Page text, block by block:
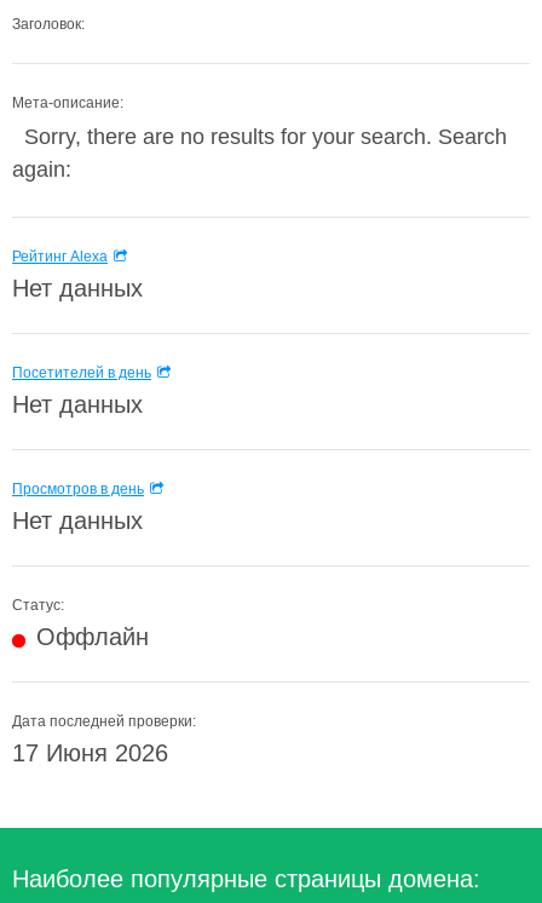
Заголовок:
Мета-описание:
Sorry, there are no results for your search. Search
again:
Рейтинг Alexa
Нет данных
Посетителей в день
Нет данных
Просмотров в день
Нет данных
Статус:
Оффлайн
Дата последней проверки:
17 Июня 2026
Наиболее популярные страницы домена: